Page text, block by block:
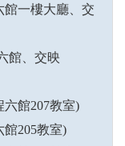
館一樓大廳、交
館、交映
六館207教室)
館205教室)